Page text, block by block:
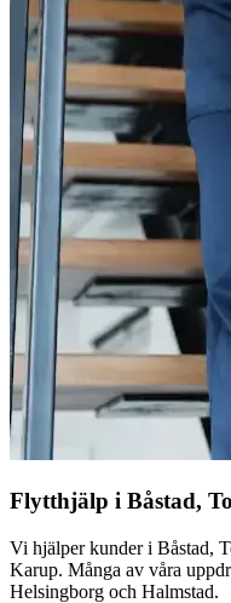
Flytthjälp i Båstad,
Vi hjälper kunder i Båstad,
Karup. Många av våra
Helsingborg och Halmstad.